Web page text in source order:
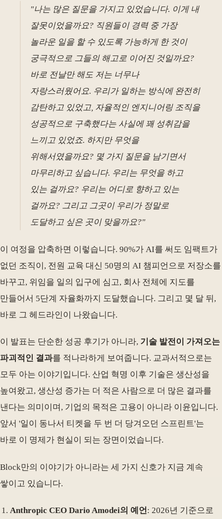
"나는 많은 질문을 가지고 있었습니다. 이게 내
잘못이었을까요? 직원들이 경력 중 가장
놀라운 일을 할 수 있도록 가능하게 한 것이
궁극적으로 그들의 해고로 이어진 것일까요?
바로 전날만 해도 저는 너무나
자랑스러웠어요. 우리가 일하는 방식에 완전히
감탄하고 있었고, 자율적인 엔지니어링 조직을
성공적으로 구축했다는 사실에 꽤 성취감을
느끼고 있었죠. 하지만 무엇을
위해서였을까요? 몇 가지 질문을 남기면서
마무리하고 싶습니다. 우리는 무엇을 하고
있는 걸까요? 우리는 어디로 향하고 있는
걸까요? 그리고 그곳이 우리가 정말로
도달하고 싶은 곳이 맞을까요?"
이 여정을 압축하면 이렇습니다. 90%가 AI를 써도 임팩트가
없던 조직이, 전원 교육 대신 50명의 AI 챔피언으로 저장소를
바꾸고, 위임을 일의 입구에 심고, 회사 전체에 지도를
만들어서 5단계 자율화까지 도달했습니다. 그리고 몇 달 뒤,
바로 그 헤드라인이 나왔습니다.
이 발표는 단순한 성공 후기가 아니라, 기술 발전이 가져오는
파괴적인 결과를 적나라하게 보여줍니다. 교과서적으로는
모두 아는 이야기입니다. 산업 혁명 이후 기술은 생산성을
높여왔고, 생산성 증가는 더 적은 사람으로 더 많은 결과를
낸다는 의미이며, 기업의 목적은 고용이 아니라 이윤입니다.
앞서 '일이 동나서 티켓을 두 번 더 당겨오던 스프린트'는
바로 이 명제가 현실이 되는 장면이었습니다.
Block만의 이야기가 아니라는 세 가지 신호가 지금 계속
쌓이고 있습니다.
Anthropic CEO Dario Amodei의 예언: 2026년 기준으로